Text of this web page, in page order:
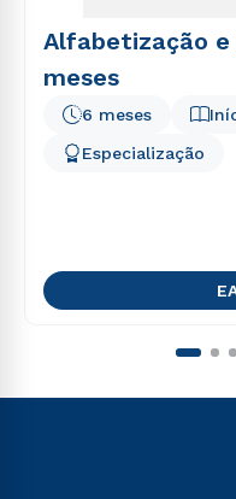
Alfabetização
meses
6 meses
Especialização